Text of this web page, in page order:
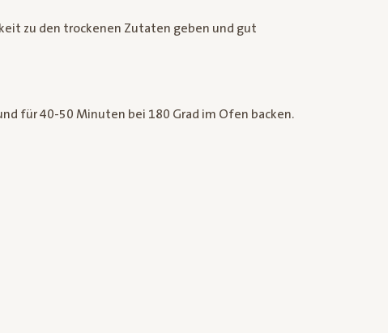
zu den trockenen Zutaten geben und gut
für 40-50 Minuten bei 180 Grad im Ofen backen.